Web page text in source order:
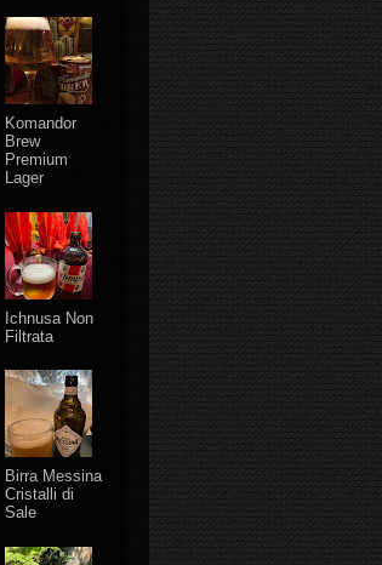
Komandor
Brew
Premium
Lager
Ichnusa Non
Filtrata
Birra Messina
Cristalli di
Sale